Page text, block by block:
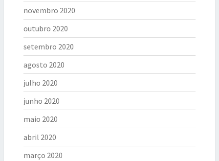
novembro 2020
outubro 2020
setembro 2020
agosto 2020
julho 2020
junho 2020
maio 2020
abril 2020
março 2020